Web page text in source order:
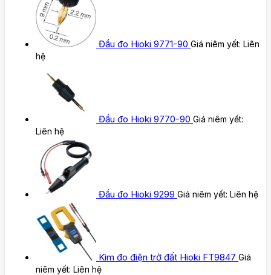
Đầu đo Hioki 9771-90 Giá niêm yết: Liên
hệ
Đầu đo Hioki 9770-90 Giá niêm yết:
Liên hệ
Đầu đo Hioki 9299 Giá niêm yết: Liên hệ
Kìm đo điện trở đất Hioki FT9847 Giá
niêm yết: Liên hệ